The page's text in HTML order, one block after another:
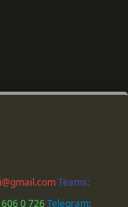
Teams:
0 726Telegram: